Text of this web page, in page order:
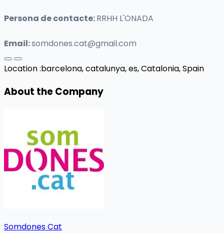
Persona de contacte:RRHH L'ONADA
Email:somdones.cat@gmail.com
Location :barcelona, catalunya, es,Catalonia, Spain
About the Company
Somdones Cat